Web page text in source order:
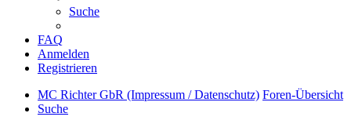
Suche
FAQ
Anmelden
Registrieren
MC Richter GbR (Impressum / Datenschutz) Foren-Übersicht
Suche